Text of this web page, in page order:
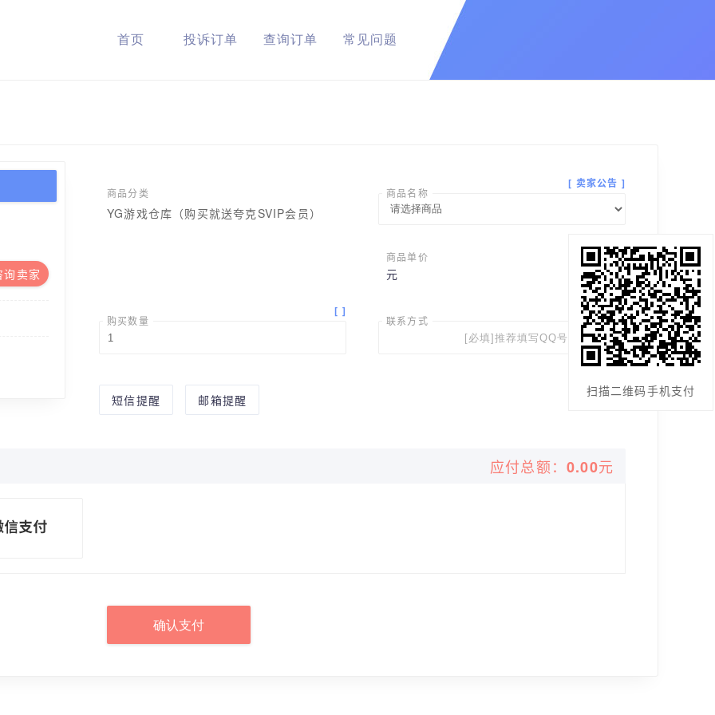
首页 投诉订单 查询订单 常见问题
询卖家
商品分类
YG游戏仓库（购买就送夸克SVIP会员）
商品名称
[ 卖家公告 ]
商品单价
元
购买数量
[ ]
联系方式
短信提醒 邮箱提醒
应付总额： 0.00元
扫描二维码手机支付